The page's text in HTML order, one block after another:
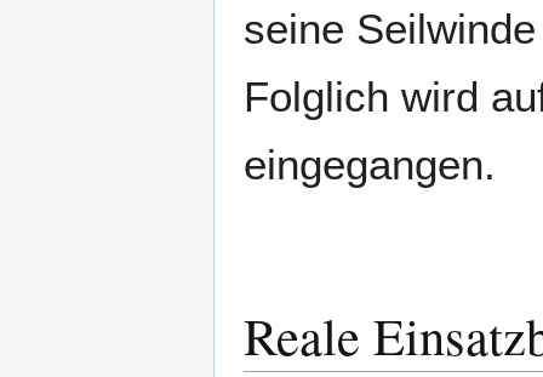
seine
Folglich wird
eingegangen.
Reale